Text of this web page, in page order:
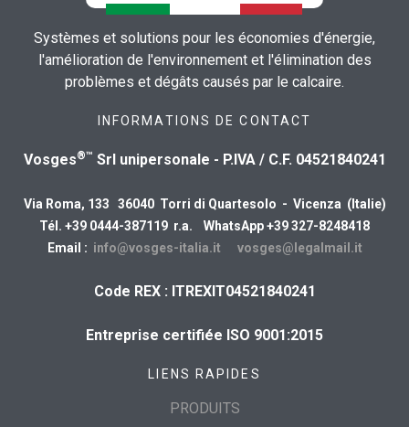
Systèmes et solutions pour les économies d'énergie,
l'amélioration de l'environnement et l'élimination des
problèmes et dégâts causés par le calcaire.
INFORMATIONS DE CONTACT
Vosges®™ Srl unipersonale - P.IVA / C.F. 04521840241
Via Roma, 133 36040 Torri di Quartesolo - Vicenza (Italie)
Tél. +39 0444-387119 r.a. WhatsApp +39 327-8248418
Email : info@vosges-italia.it vosges@legalmail.it
Code REX : ITREXIT04521840241
Entreprise certifiée ISO 9001:2015
LIENS RAPIDES
PRODUITS